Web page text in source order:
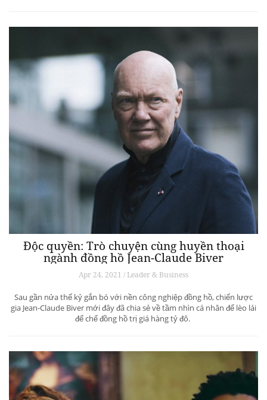
Độc quyền: Trò chuyện cùng huyền thoại
ngành đồng hồ Jean-Claude Biver
Apr 24, 2021 / Leader & Business
Sau gần nửa thế kỷ gắn bó với nền công nghiệp đồng hồ, chiến lược
gia Jean-Claude Biver mới đây đã chia sẻ về tầm nhìn cá nhân để lèo lái
đế chế đồng hồ trị giá hàng tỷ đô.